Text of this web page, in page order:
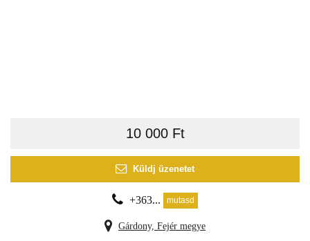
10 000 Ft
Küldj üzenetet
+363... mutasd
Gárdony, Fejér megye